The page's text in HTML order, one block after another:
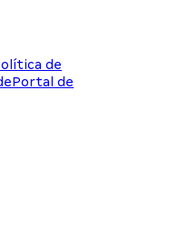
de
Portal de